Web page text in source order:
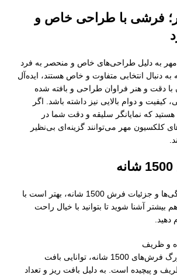
فرشی با طراحی خاص و
به دلیل طراحی‌های خاص و منحصر به فرد
دنبال انتخابی متفاوت و خاص هستند، ایده‌آل
با دقت و هنر فراوان طراحی و بافته شده
کیفیت و دوام بالایی نیز داشته باشد. اگر
که نمایانگر سلیقه و دقت شما در
کلکسیون مهر می‌توانند گزینه‌ای بی‌نظیر
بعد از آشنایی با ویژگی‌ها و جزئیات فرش 1500 شانه، بهتر است با
بیشتر آشنا شوید تا بتوانید با خیال راحت
دهید.
و ظریف
یکی از مزایای بزرگ فرش‌های 1500 شانه، توانایی بافت
و پیچیده است. به دلیل بافت ریز و تعداد